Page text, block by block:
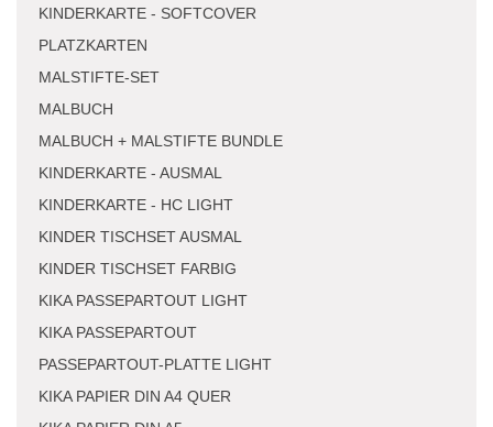
KINDERKARTE - SOFTCOVER
PLATZKARTEN
MALSTIFTE-SET
MALBUCH
MALBUCH + MALSTIFTE BUNDLE
KINDERKARTE - AUSMAL
KINDERKARTE - HC LIGHT
KINDER TISCHSET AUSMAL
KINDER TISCHSET FARBIG
KIKA PASSEPARTOUT LIGHT
KIKA PASSEPARTOUT
PASSEPARTOUT-PLATTE LIGHT
KIKA PAPIER DIN A4 QUER